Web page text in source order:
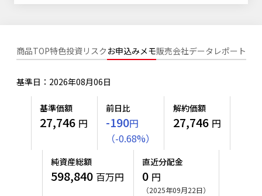
投資信託償還商品のご案内
有価証券届出書の効力の発生の有無について
こだわりのインデックスファンド 購入・換金手数料なしシ
確定拠出年金について
確定拠出年金での商品の選び方について
NAMシティ
投資の教室
ニッセイアセットの重要課題
サステナビリティへの取り組み
サステナビリティレポート
受賞歴
方針・その他開示情報
採用情報
公式キャラクターのご紹介
商品TOP特色投資リスク お申込みメモ販売会社データ レポート
基準日：2026年08月06日
基準価額
27,746 円
前日比
-190円
（-0.68%）
解約価額
27,746 円
純資産総額
598,840 百万円
直近分配金
0 円
（2025年09月22日）